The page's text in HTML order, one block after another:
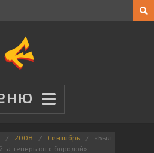
2008 Сентябрь
«Был
а теперь он с бородой»